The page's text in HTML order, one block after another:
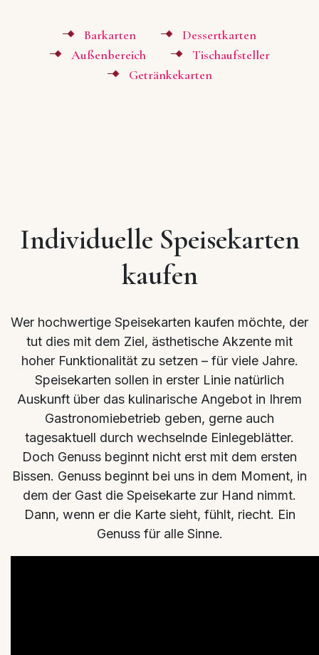
Barkarten
Dessertkarten
Außenbereich
Tischaufsteller
Getränkekarten
Individuelle Speisekarten
kaufen
Wer hochwertige Speisekarten kaufen möchte, der
tut dies mit dem Ziel, ästhetische Akzente mit
hoher Funktionalität zu setzen – für viele Jahre.
Speisekarten sollen in erster Linie natürlich
Auskunft über das kulinarische Angebot in Ihrem
Gastronomiebetrieb geben, gerne auch
tagesaktuell durch wechselnde Einlegeblätter.
Doch Genuss beginnt nicht erst mit dem ersten
Bissen. Genuss beginnt bei uns in dem Moment, in
dem der Gast die Speisekarte zur Hand nimmt.
Dann, wenn er die Karte sieht, fühlt, riecht. Ein
Genuss für alle Sinne.